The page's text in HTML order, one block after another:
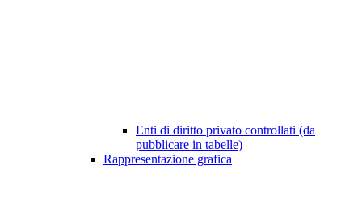
Enti di diritto privato controllati (da
pubblicare in tabelle)
Rappresentazione grafica